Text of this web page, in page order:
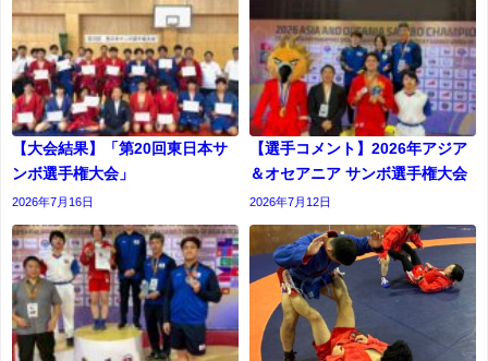
【大会結果】「第20回東日本サ
ンボ選手権大会」
2026年7月16日
【選手コメント】2026年アジア
＆オセアニア サンボ選手権大会
2026年7月12日